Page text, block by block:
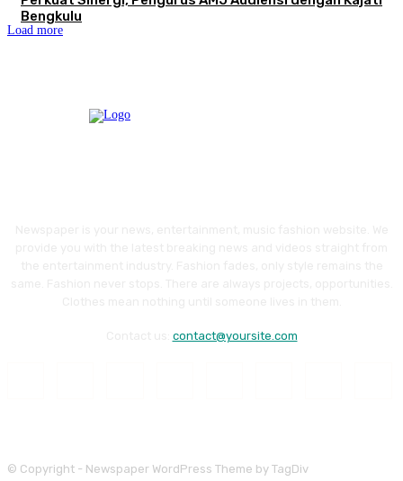
Bengkulu
Load more
contact@yoursite.com
© Copyright - Newspaper WordPress Theme by TagDiv